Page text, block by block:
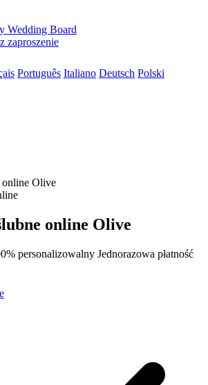
Wedding Board
zaproszenie
Português Italiano Deutsch Polski
online Olive
personalizowalny Jednorazowa płatność